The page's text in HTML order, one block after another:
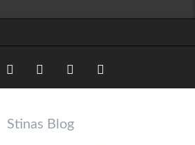
LinkedIn Google+Facebook
Stinas Blog